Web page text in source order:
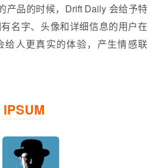
产品的时候，Drift Daily 会给予特
名字、头像和详细信息的用户在
给人更真实的体验，产生情感联